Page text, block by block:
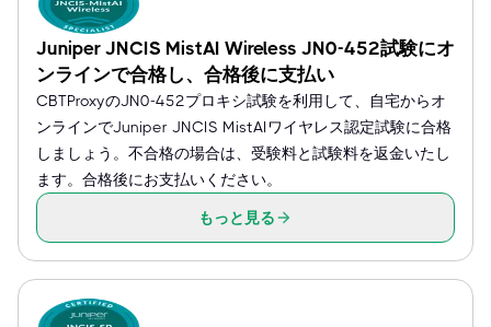
Juniper JNCIS MistAI Wireless JN0-452試験にオ
ンラインで合格し、合格後に支払い
CBTProxyのJN0-452プロキシ試験を利用して、自宅からオ
ンラインでJuniper JNCIS MistAIワイヤレス認定試験に合格
しましょう。不合格の場合は、受験料と試験料を返金いたし
ます。合格後にお支払いください。
もっと見る